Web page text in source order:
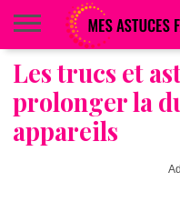
BEAUTÉ
COIFFURE
ALIMENTATION
MAQUILLAGE
MAISON
Les trucs et
prolonger la
appareils